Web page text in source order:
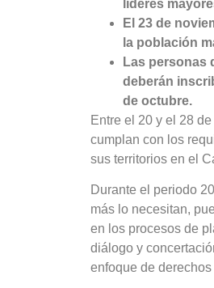
líderes
El 23 de
la población
Las personas
deberán
de octubre.
Entre el 20 y el 28
cumplan con los
sus territorios en el
Durante el periodo
más lo necesitan,
en los procesos de
diálogo y
enfoque de